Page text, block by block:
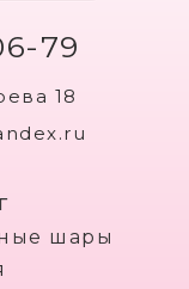
79
18
шары